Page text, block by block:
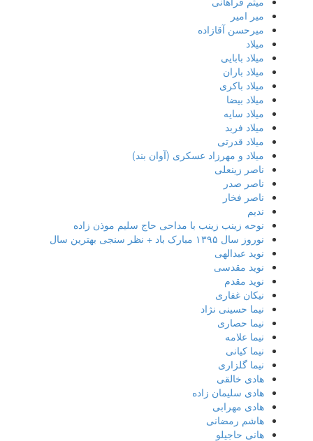
میر امیر
میرحسن آقازاده
میلاد
میلاد بابایی
میلاد باران
میلاد باکری
میلاد بیضا
میلاد سایه
میلاد فربد
​میلاد قدرتی
میلاد و مهرزاد عسکری (آوان بند)
ناصر زینعلی
ناصر صدر
ناصر فخار
ندیم
نوحه زینب زینب با مداحی حاج سلیم موذن زاده
نوروز سال ۱۳۹۵ مبارک باد + نظر سنجی بهترین سال
نوید عبدالهی
نوید مقدسی
نوید مقدم
نیکان غفاری
نیما حسینی نژاد
نیما حصاری
نیما علامه
نیما کیانی
نیما گلزاری
هادی خالقی
هادی سلیمان زاده
هادی مهرابی
هاشم رمضانی
هانی حاجیلو